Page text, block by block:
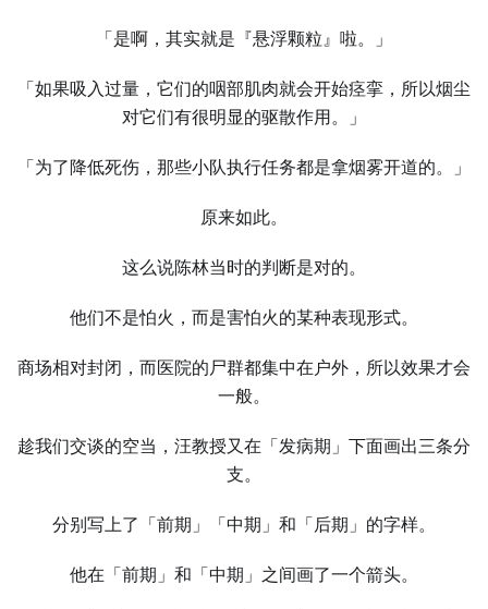
「是啊，其实就是『悬浮颗粒』啦。」
「如果吸入过量，它们的咽部肌肉就会开始痉挛，所以烟尘
对它们有很明显的驱散作用。」
「为了降低死伤，那些小队执行任务都是拿烟雾开道的。」
原来如此。
这么说陈林当时的判断是对的。
他们不是怕火，而是害怕火的某种表现形式。
商场相对封闭，而医院的尸群都集中在户外，所以效果才会
一般。
趁我们交谈的空当，汪教授又在「发病期」下面画出三条分
支。
分别写上了「前期」「中期」和「后期」的字样。
他在「前期」和「中期」之间画了一个箭头。